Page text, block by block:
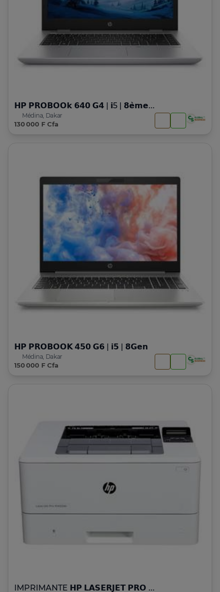
𝗛𝗣 𝗣𝗥𝗢𝗕𝗢𝗢𝗸 𝟲𝟰𝟬 𝗚𝟰 | 𝗶5 | 𝟴𝗲̀𝗺𝗲 𝗚𝗲𝗻
Médina, Dakar
130 000 F Cfa
𝗛𝗣 𝗣𝗥𝗢𝗕𝗢𝗢𝗞 𝟰𝟱𝟬 𝗚𝟲 | 𝗶𝟱 | 𝟴𝗚𝗲𝗻
Médina, Dakar
150 000 F Cfa
IMPRIMANTE 𝗛𝗣 𝗟𝗔𝗦𝗘𝗥𝗝𝗘𝗧 𝗣𝗥𝗢 𝗠𝟰𝟬𝟮𝗱𝗻